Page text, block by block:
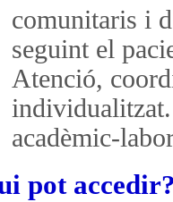
comunitaris i
seguint el
Atenció,
individualitzat.
acadèmic-
pot